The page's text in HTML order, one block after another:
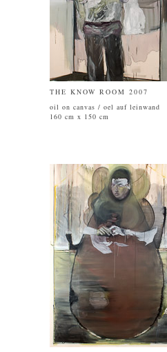
THE KNOW ROOM 2007
oil on canvas / oel auf leinwand
160 cm x 150 cm